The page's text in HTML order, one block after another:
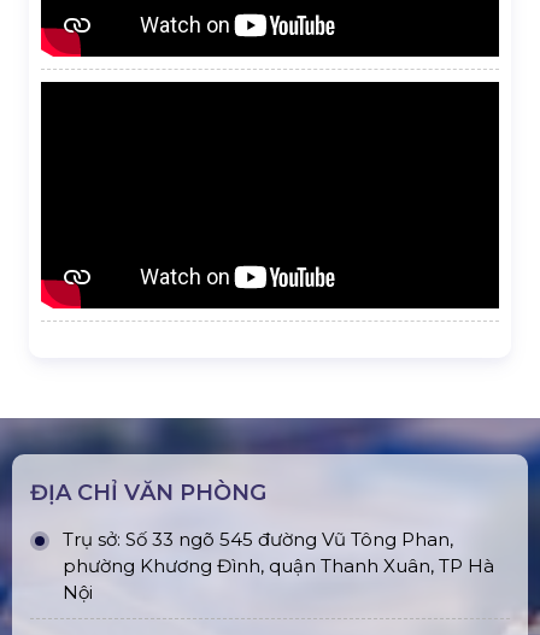
ĐỊA CHỈ VĂN PHÒNG
Trụ sở: Số 33 ngõ 545 đường Vũ Tông Phan,
phường Khương Đình, quận Thanh Xuân, TP Hà
Nội